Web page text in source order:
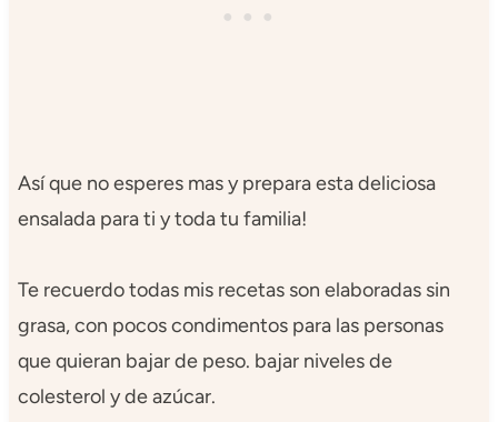
Así que no esperes mas y prepara esta deliciosa
ensalada para ti y toda tu familia!
Te recuerdo todas mis recetas son elaboradas sin
grasa, con pocos condimentos para las personas
que quieran bajar de peso. bajar niveles de
colesterol y de azúcar.